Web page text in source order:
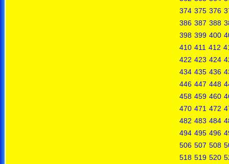
374 375 376
386 387 388
398 399 400
410 411 412
422 423 424
434 435 436
446 447 448
458 459 460
470 471 472
482 483 484
494 495 496
506 507 508
518 519 520